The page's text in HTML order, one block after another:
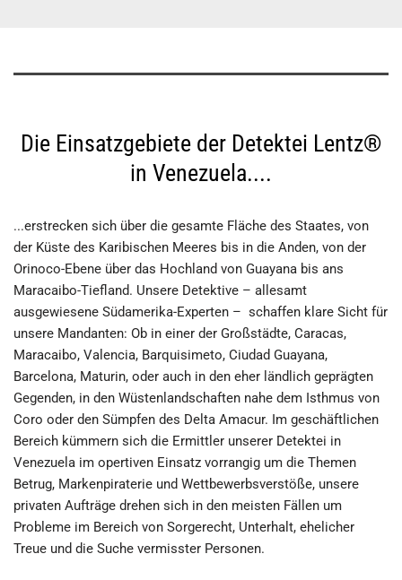
Die Einsatzgebiete der Detektei Lentz®
in Venezuela....
...erstrecken sich über die gesamte Fläche des Staates, von
der Küste des Karibischen Meeres bis in die Anden, von der
Orinoco-Ebene über das Hochland von Guayana bis ans
Maracaibo-Tiefland. Unsere Detektive – allesamt
ausgewiesene Südamerika-Experten – schaffen klare Sicht für
unsere Mandanten: Ob in einer der Großstädte, Caracas,
Maracaibo, Valencia, Barquisimeto, Ciudad Guayana,
Barcelona, Maturin, oder auch in den eher ländlich geprägten
Gegenden, in den Wüstenlandschaften nahe dem Isthmus von
Coro oder den Sümpfen des Delta Amacur. Im geschäftlichen
Bereich kümmern sich die Ermittler unserer Detektei in
Venezuela im opertiven Einsatz vorrangig um die Themen
Betrug, Markenpiraterie und Wettbewerbsverstöße, unsere
privaten Aufträge drehen sich in den meisten Fällen um
Probleme im Bereich von Sorgerecht, Unterhalt, ehelicher
Treue und die Suche vermisster Personen.